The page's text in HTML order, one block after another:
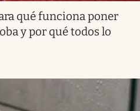
qué funciona poner
y por qué todos lo